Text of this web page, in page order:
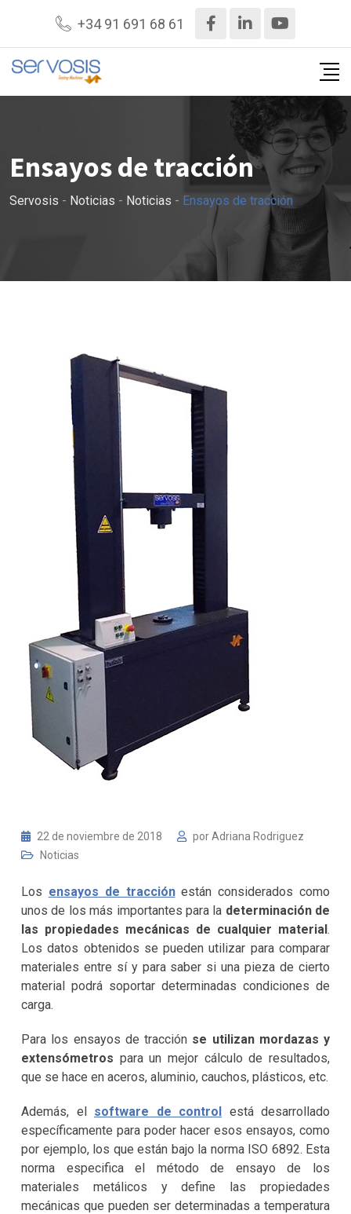
contenido
+34 91 691 68 61
Ensayos de tracción
Servosis - Noticias - Noticias - Ensayos de tracción
22 de noviembre de 2018 porAdriana Rodriguez
Noticias
Los ensayos de tracciónestán considerados como
unos de los más importantes para la determinación de
las propiedades mecánicas de cualquier material.
Los datos obtenidos se pueden utilizar para comparar
materiales entre sí y para saber si una pieza de cierto
material podrá soportar determinadas condiciones de
carga.
Para los ensayos de tracción se utilizan mordazas y
extensómetros para un mejor cálculo de resultados,
que se hace en aceros, aluminio, cauchos, plásticos, etc.
Además, el software de control está desarrollado
específicamente para poder hacer esos ensayos, como
por ejemplo, los que están bajo la norma ISO 6892. Esta
norma especifica el método de ensayo de los
materiales metálicos y define las propiedades
mecánicas que pueden ser determinadas a temperatura